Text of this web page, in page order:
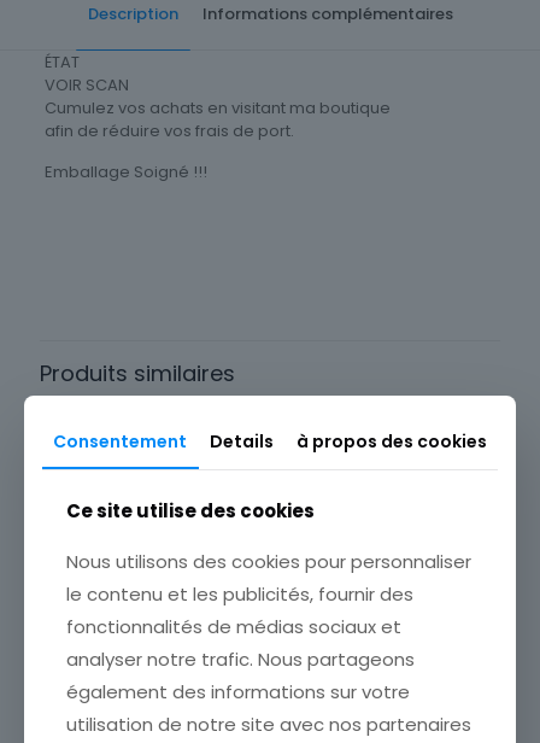
Description Informations complémentaires
ÉTAT
VOIR SCAN
Cumulez vos achats en visitant ma boutique
afin de réduire vos frais de port.
Emballage Soigné !!!
Produits similaires
Consentement Details à propos des cookies
Ce site utilise des cookies
Nous utilisons des cookies pour personnaliser
le contenu et les publicités, fournir des
fonctionnalités de médias sociaux et
analyser notre trafic. Nous partageons
également des informations sur votre
utilisation de notre site avec nos partenaires